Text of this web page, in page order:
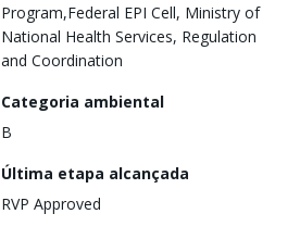
Program,Federal EPI Cell, Ministry of
National Health Services, Regulation
and Coordination
Categoria ambiental
B
Última etapa alcançada
RVP Approved